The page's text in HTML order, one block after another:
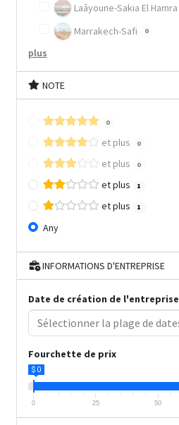
Laâyoune-Sakia El Hamra
Marrakech-Safi 0
plus
NOTE
0
et plus 0
et plus 0
et plus 1
et plus 1
Any
INFORMATIONS D'ENTREPRISE
Date de création de l'entreprise
Fourchette de prix
$ 0
0 25 50